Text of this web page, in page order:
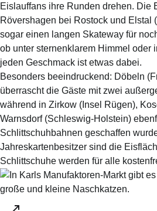
Eislauffans ihre Runden drehen. Die
Rövershagen bei Rostock und Elstal
sogar einen langen Skateway für
ob unter sternenklarem Himmel oder
jeden Geschmack ist etwas dabei.
Besonders beeindruckend: Döbeln
überrascht die Gäste mit zwei
während in Zirkow (Insel Rügen),
Warnsdorf (Schleswig-Holstein)
Schlittschuhbahnen geschaffen
Jahreskartenbesitzer sind die
Schlittschuhe werden für alle